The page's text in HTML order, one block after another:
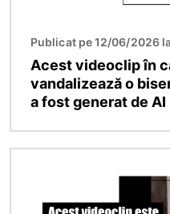
Publicat pe 12/06/2026
Acest videoclip în
vandalizează o
a fost generat de AI